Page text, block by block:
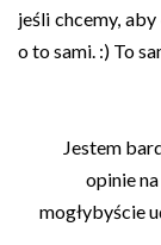
jeśli chcemy,
o to sami. :) To
Jestem
opinie
mogłybyście